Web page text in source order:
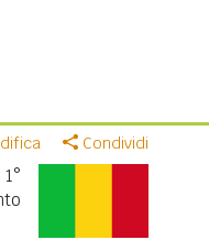
Condividi